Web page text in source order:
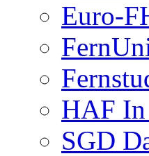
Euro-
HAF In
SGD